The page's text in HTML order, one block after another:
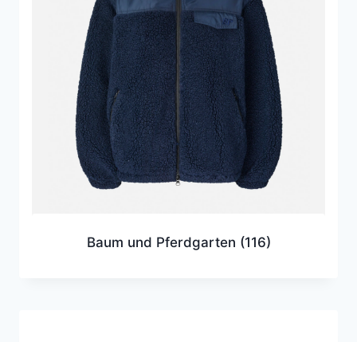
Baum und Pferdgarten (116)